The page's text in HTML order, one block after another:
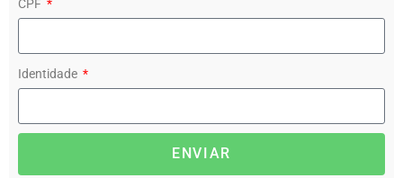
CPF
Identidade
ENVIAR